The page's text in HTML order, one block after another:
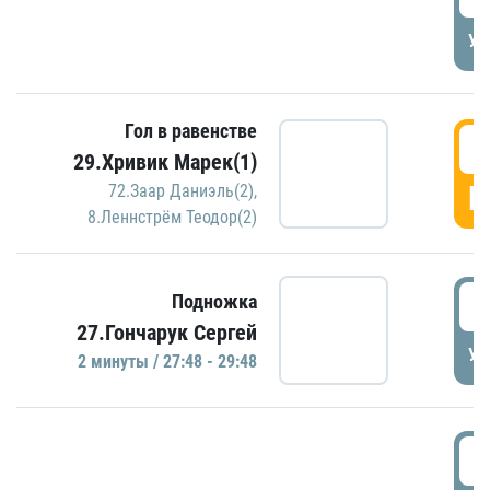
Гол в равенстве
29.Хривик Марек(1)
72.Заар Даниэль(2),
8.Леннстрём Теодор(2)
Подножка
27.Гончарук Сергей
2 минуты / 27:48 - 29:48